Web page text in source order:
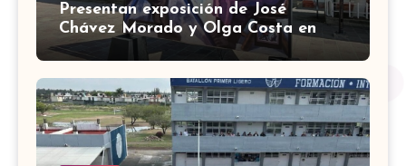
Presentan exposición de José
Chávez Morado y Olga Costa en
Plaza Libertad de Silao